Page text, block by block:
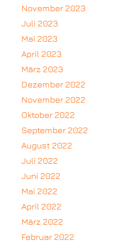
November 2023
Juli 2023
Mai 2023
April 2023
März 2023
Dezember 2022
November 2022
Oktober 2022
September 2022
August 2022
Juli 2022
Juni 2022
Mai 2022
April 2022
März 2022
Februar 2022